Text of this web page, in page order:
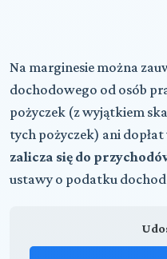
Na marginesie można
dochodowego od osób
pożyczek (z wyjątkiem
tych pożyczek) ani
zalicza się do
ustawy o podatku